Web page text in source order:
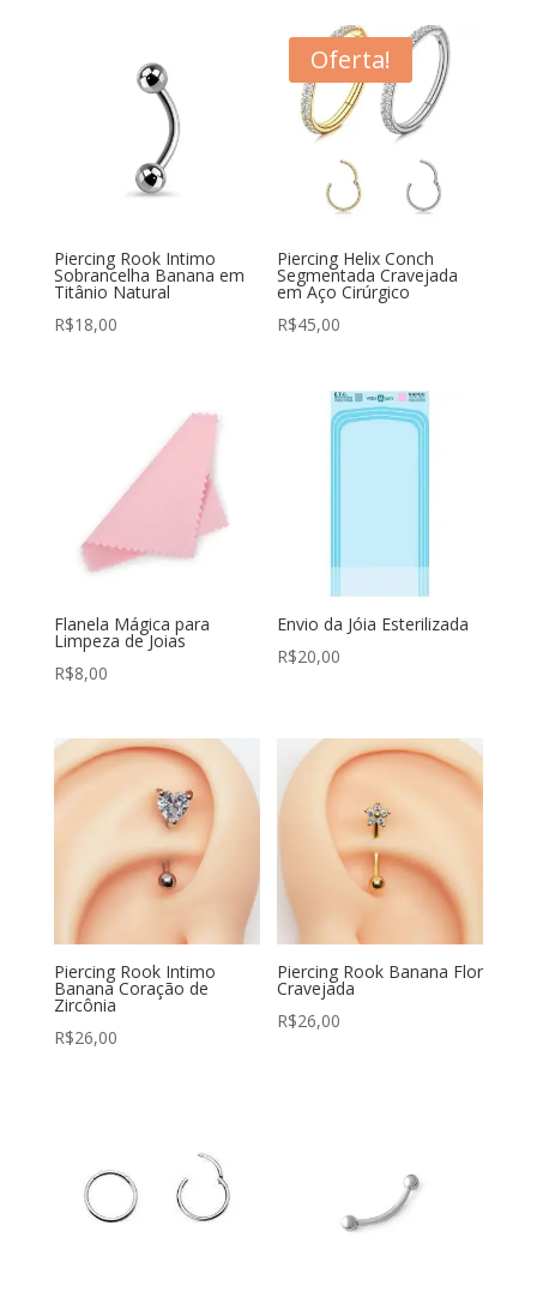
Piercing Rook Intimo
Sobrancelha Banana em
Titânio Natural
R$18,00
Oferta!
Piercing Helix Conch
Segmentada Cravejada
em Aço Cirúrgico
R$45,00
Flanela Mágica para
Limpeza de Joias
R$8,00
Envio da Jóia Esterilizada
R$20,00
Piercing Rook Intimo
Banana Coração de
Zircônia
R$26,00
Piercing Rook Banana Flor
Cravejada
R$26,00